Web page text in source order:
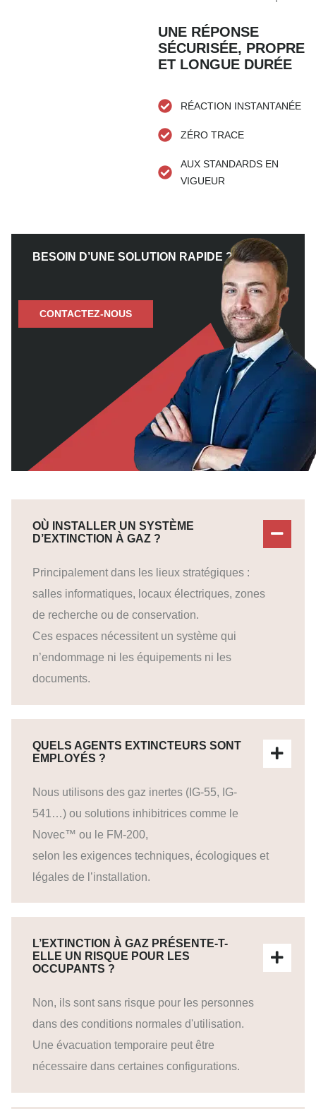
UNE RÉPONSE
SÉCURISÉE, PROPRE
ET LONGUE DURÉE
RÉACTION INSTANTANÉE
ZÉRO TRACE
AUX STANDARDS EN
VIGUEUR
BESOIN D’UNE SOLUTION RAPIDE ?
CONTACTEZ-NOUS
OÙ INSTALLER UN SYSTÈME
D’EXTINCTION À GAZ ?
Principalement dans les lieux stratégiques :
salles informatiques, locaux électriques, zones
de recherche ou de conservation.
Ces espaces nécessitent un système qui
n’endommage ni les équipements ni les
documents.
QUELS AGENTS EXTINCTEURS SONT
EMPLOYÉS ?
Nous utilisons des gaz inertes (IG-55, IG-
541…) ou solutions inhibitrices comme le
Novec™ ou le FM-200,
selon les exigences techniques, écologiques et
légales de l’installation.
L’EXTINCTION À GAZ PRÉSENTE-T-
ELLE UN RISQUE POUR LES
OCCUPANTS ?
Non, ils sont sans risque pour les personnes
dans des conditions normales d'utilisation.
Une évacuation temporaire peut être
nécessaire dans certaines configurations.